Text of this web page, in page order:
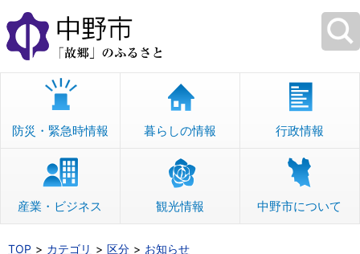
本
文
へ
移
防災・緊急時情報 暮らしの情報 行政情報
産業・ビジネス 観光情報 中野市について
TOP カテゴリ 区分
お知らせ